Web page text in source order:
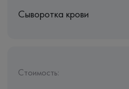
Сыворотка крови
Стоимость: